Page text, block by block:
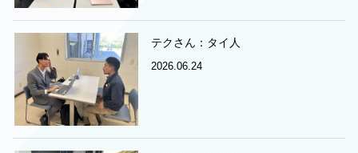
テクさん：タイ人
2026.06.24